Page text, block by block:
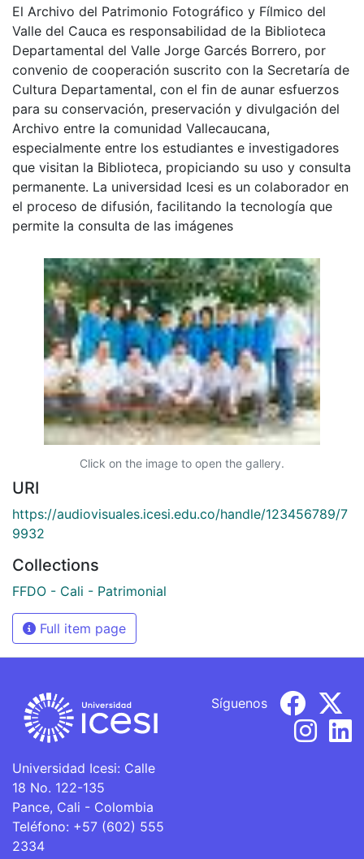
El Archivo del Patrimonio Fotográfico y Fílmico del
Valle del Cauca es responsabilidad de la Biblioteca
Departamental del Valle Jorge Garcés Borrero, por
convenio de cooperación suscrito con la Secretaría de
Cultura Departamental, con el fin de aunar esfuerzos
para su conservación, preservación y divulgación del
Archivo entre la comunidad Vallecaucana,
especialmente entre los estudiantes e investigadores
que visitan la Biblioteca, propiciando su uso y consulta
permanente. La universidad Icesi es un colaborador en
el proceso de difusión, facilitando la tecnología que
permite la consulta de las imágenes
Click on the image to open the gallery.
URI
https://audiovisuales.icesi.edu.co/handle/123456789/7
9932
Collections
FFDO - Cali - Patrimonial
Full item page
Universidad Icesi: Calle
18 No. 122-135
Pance, Cali - Colombia
Teléfono: +57 (602) 555
2334
Síguenos